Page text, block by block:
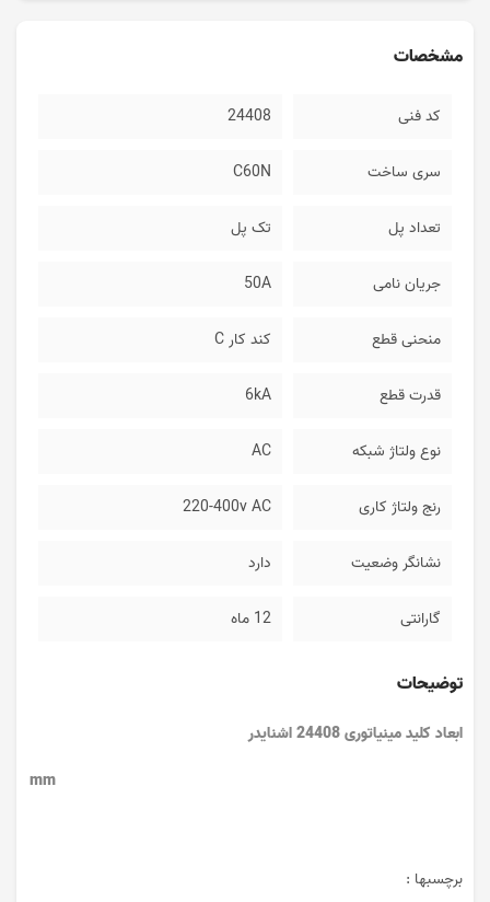
مشخصات
کد فنی 24408
سری ساخت C60N
تعداد پل تک پل
جریان نامی 50A
منحنی قطع کند کار C
قدرت قطع 6kA
نوع ولتاژ شبکه AC
رنج ولتاژ کاری 220-400v AC
نشانگر وضعیت دارد
گارانتی 12 ماه
توضیحات
ابعاد کلید مینیاتوری24408 اشنایدر
mm
برچسبها :